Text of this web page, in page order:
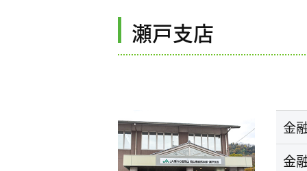
瀬戸支店
金
金